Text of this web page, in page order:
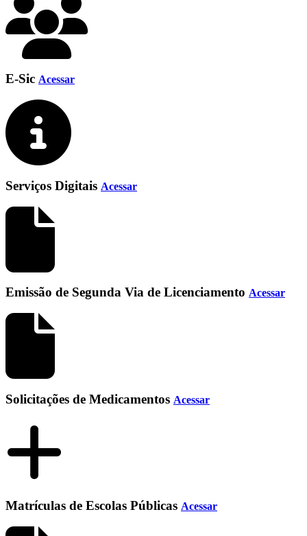
E-Sic Acessar
Serviços Digitais Acessar
Emissão de Segunda Via de Licenciamento Acessar
Solicitações de Medicamentos Acessar
Matrículas de Escolas Públicas Acessar